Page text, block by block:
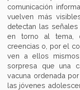
comunicación
vuelven más
detectan las señales
en torno al tema,
creencias o, por el
ven a ellos
sorpresa que una
vacuna ordenada
las jóvenes